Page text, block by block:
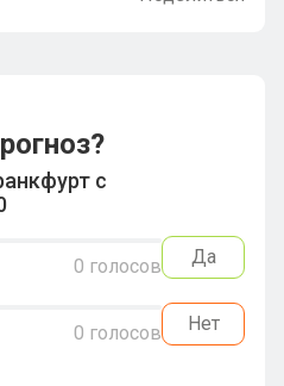
с
0 голосов Да
0 голосов Нет